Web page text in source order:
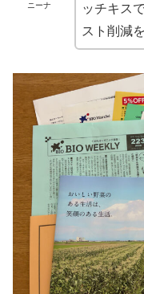
ニーナ
ッチキス
スト削減